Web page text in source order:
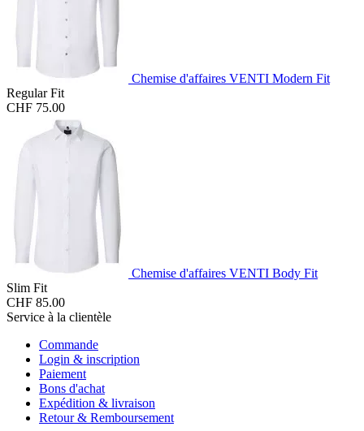
Chemise d'affaires VENTI Modern Fit
Regular Fit
CHF 75.00
Chemise d'affaires VENTI Body Fit
Slim Fit
CHF 85.00
Service à la clientèle
Commande
Login & inscription
Paiement
Bons d'achat
Expédition & livraison
Retour & Remboursement